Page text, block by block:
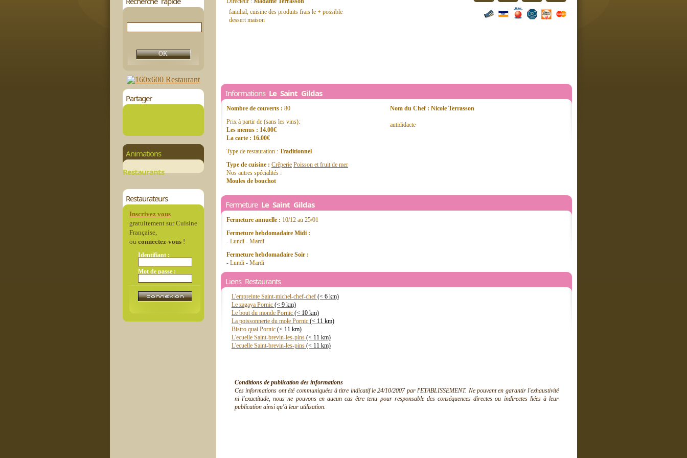
Partager
Animations
Restaurants
Restaurateurs
Inscrivez vous
gratuitement sur Cuisine
Française,
ou connectez-vous!
Identifiant :
Mot de passe :
familial, cuisine des produits frais le + possible
dessert maison
Informations Le Saint Gildas
Nombre de couverts : 80
Prix à partir de (sans les vins):
Les menus : 14.00€
La carte : 16.00€
Type de restauration : Traditionnel
Type de cuisine : Crêperie Poisson et fruit de mer
Nos autres spécialités :
Moules de bouchot
Nom du Chef : Nicole Terrasson
autididacte
Fermeture Le Saint Gildas
Fermeture annuelle : 10/12 au 25/01
Fermeture hebdomadaire Midi :
- Lundi - Mardi
Fermeture hebdomadaire Soir :
- Lundi - Mardi
Liens Restaurants
L'empreinte Saint-michel-chef-chef (< 6 km)
Le zagaya Pornic (< 9 km)
Le bout du monde Pornic (< 10 km)
La poissonnerie du mole Pornic (< 11 km)
Bistro quai Pornic (< 11 km)
L'ecuelle Saint-brevin-les-pins (< 11 km)
L'ecuelle Saint-brevin-les-pins (< 11 km)
Conditions de publication des informations
Ces informations ont été communiquées à titre indicatif le 24/10/2007 par l'ETABLISSEMENT. Ne pouvant en garantir l'exhaustivité
ni l'exactitude, nous ne pouvons en aucun cas être tenu pour responsable des conséquences directes ou indirectes liées à leur
publication ainsi qu'à leur utilisation.